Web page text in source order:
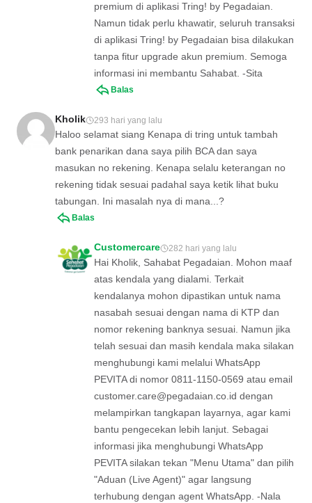
premium di aplikasi Tring! by Pegadaian.
Namun tidak perlu khawatir, seluruh transaksi
di aplikasi Tring! by Pegadaian bisa dilakukan
tanpa fitur upgrade akun premium. Semoga
informasi ini membantu Sahabat. -Sita
Balas
Kholik 293 hari yang lalu
Haloo selamat siang Kenapa di tring untuk tambah
bank penarikan dana saya pilih BCA dan saya
masukan no rekening. Kenapa selalu keterangan no
rekening tidak sesuai padahal saya ketik lihat buku
tabungan. Ini masalah nya di mana...?
Balas
Customercare 282 hari yang lalu
Hai Kholik, Sahabat Pegadaian. Mohon maaf
atas kendala yang dialami. Terkait
kendalanya mohon dipastikan untuk nama
nasabah sesuai dengan nama di KTP dan
nomor rekening banknya sesuai. Namun jika
telah sesuai dan masih kendala maka silakan
menghubungi kami melalui WhatsApp
PEVITA di nomor 0811-1150-0569 atau email
customer.care@pegadaian.co.id dengan
melampirkan tangkapan layarnya, agar kami
bantu pengecekan lebih lanjut. Sebagai
informasi jika menghubungi WhatsApp
PEVITA silakan tekan "Menu Utama" dan pilih
"Aduan (Live Agent)" agar langsung
terhubung dengan agent WhatsApp. -Nala